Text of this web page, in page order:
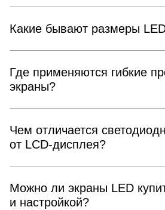
Какие бывают размеры
Где применяются гибкие
экраны?
Чем отличается
от LCD-дисплея?
Можно ли экраны LED
и настройкой?